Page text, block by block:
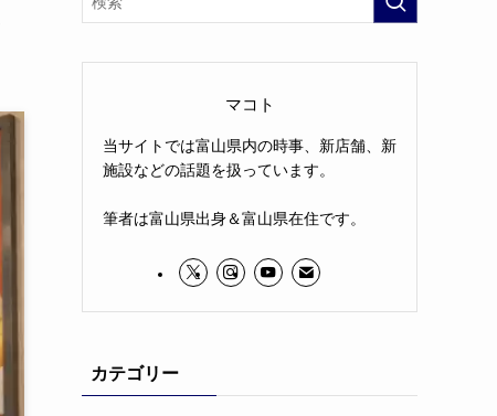
マコト
当サイトでは富山県内の時事、新店舗、新
施設などの話題を扱っています。
筆者は富山県出身＆富山県在住です。
カテゴリー